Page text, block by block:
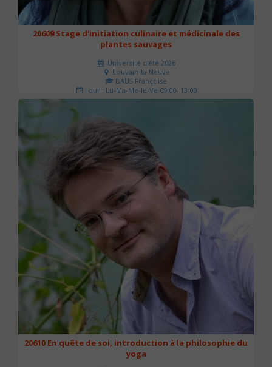
20609 Stage d'initiation culinaire et médicinale des
plantes sauvages
Université d'été 2026
Louvain-la-Neuve
BAUS Françoise
Jour : Lu-Ma-Me-Je-Ve 09:00- 13:00
Nombre de séances : 3
20610 En quête de soi, introduction à la philosophie du
yoga